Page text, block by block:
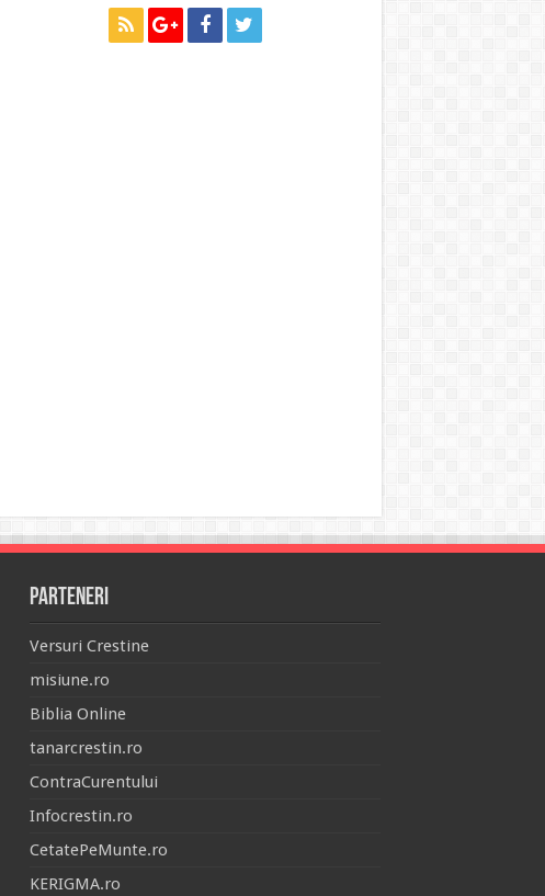
Parteneri
Versuri Crestine
misiune.ro
Biblia Online
tanarcrestin.ro
ContraCurentului
Infocrestin.ro
CetatePeMunte.ro
KERIGMA.ro